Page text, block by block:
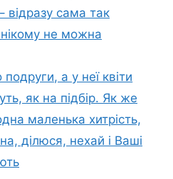
відразу сама так
не можна
а у неї квіти
як на підбір. Як же
маленька хитрість,
ділюся, нехай і Ваші